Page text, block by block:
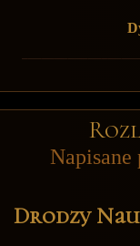
Napisane
Drodzy